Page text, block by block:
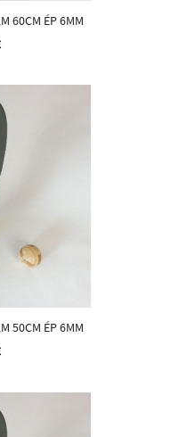
60CM ÉP 6MM
50CM ÉP 6MM